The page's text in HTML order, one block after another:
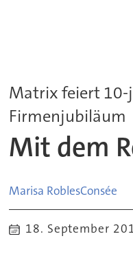
Matrix feiert 10-
Firmenjubiläum
Mit dem
Marisa RoblesConsée
18. September